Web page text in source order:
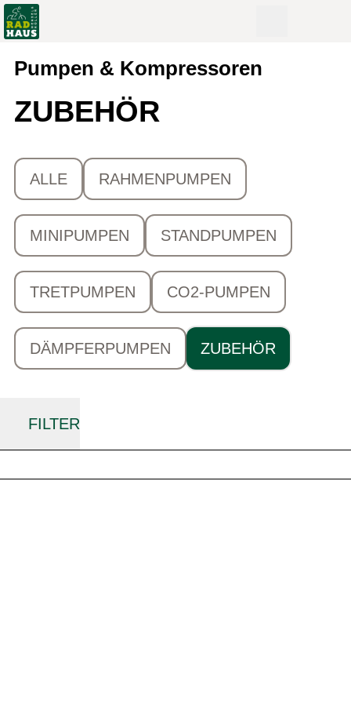
Pumpen & Kompressoren
ZUBEHÖR
ALLE RAHMENPUMPEN
MINIPUMPEN STANDPUMPEN
TRETPUMPEN CO2-PUMPEN
DÄMPFERPUMPEN ZUBEHÖR
FILTER